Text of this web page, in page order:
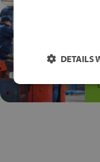
DETAILS